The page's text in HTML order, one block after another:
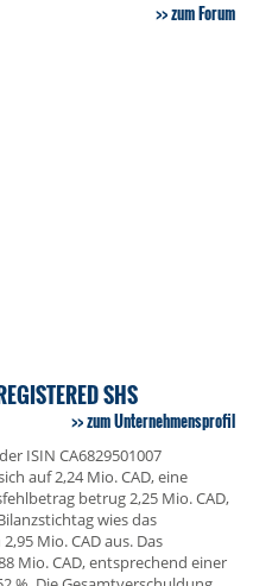
zum Forum
SHS
zum Unternehmensprofil
ISIN CA6829501007
auf 2,24 Mio. CAD, eine
betrug 2,25 Mio. CAD,
wies das
Mio. CAD aus. Das
Mio. CAD, entsprechend einer